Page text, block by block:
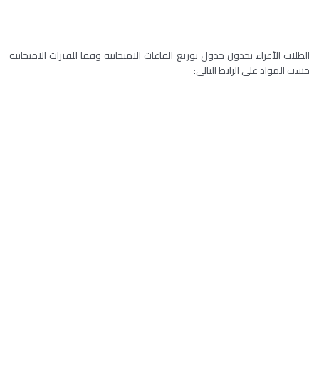
الطلاب الأعزاء تجدون جدول توزيع القاعات الامتحانية وفقا للفترات الامتحانية
حسب المواد على الرابط التالي: